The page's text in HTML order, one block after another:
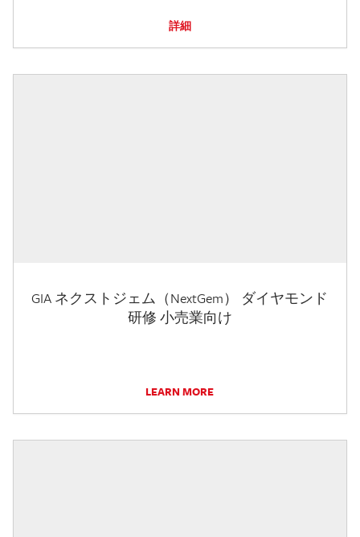
詳細
GIA ネクストジェム（NextGem） ダイヤモンド
研修 小売業向け
LEARN MORE